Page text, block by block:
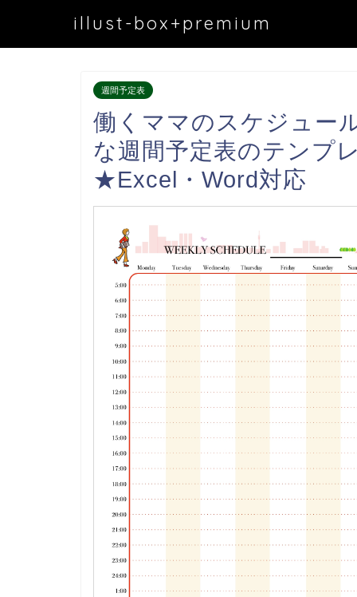
illust-box+premium
週間予定表
働くママのスケジュー
な週間予定表のテンプ
★Excel・Word対応